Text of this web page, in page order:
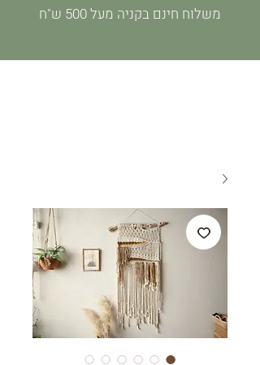
משלוח חינם בקניה מעל 500 ש"ח